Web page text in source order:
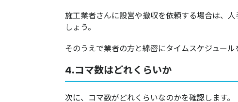
施工業者さんに設営や撤収を依頼する場合は、
しょう。
そのうえで業者の方と綿密にタイムスケジュール
4.コマ数はどれくらいか
次に、コマ数がどれくらいなのかを確認します。​​​​​​​​​​​​​​